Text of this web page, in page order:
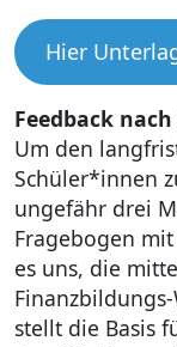
Hier
Feedback
Um den
Schüler*innen
ungefähr drei
Fragebogen
es uns, die
stellt die Basis